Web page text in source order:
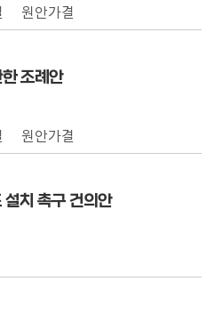
원안가결
조례안
원안가결
치 촉구 건의안